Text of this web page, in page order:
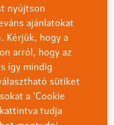
kötött
ajánlatunkban a
költség, így az
nyújtson
ajánlatokat
Kérjük, hogy a
arról, hogy az
így mindig
sütiket
a 'Cookie
tudja